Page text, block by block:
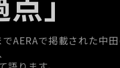
AERAで掲載された中